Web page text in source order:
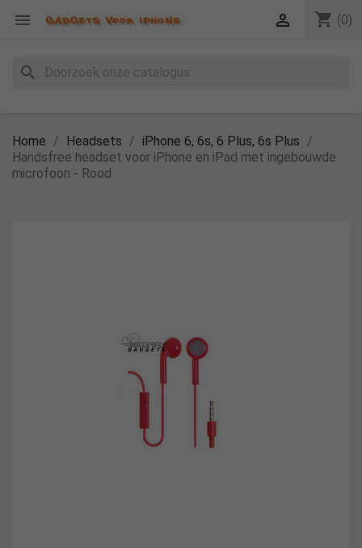
 shopping_cart (0)

search
Home Headsets
iPhone 6, 6s, 6 Plus, 6s Plus
Handsfree headset voor iPhone en iPad met ingebouwde
microfoon - Rood